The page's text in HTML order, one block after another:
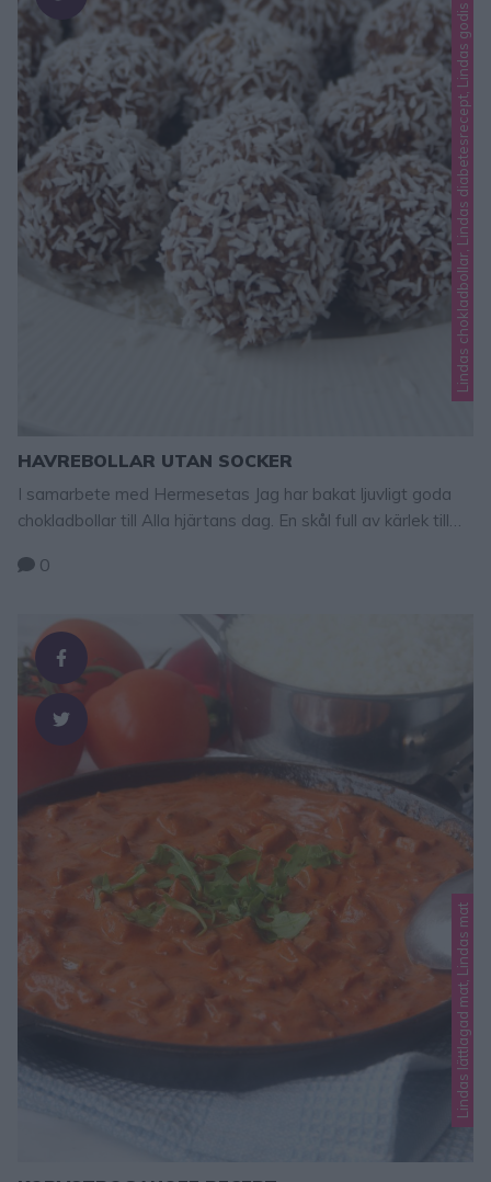
Lindas chokladbollar, Lindas diabetesrecept, Lindas godis
HAVREBOLLAR UTAN SOCKER
I samarbete med Hermesetas Jag har bakat ljuvligt goda
chokladbollar till Alla hjärtans dag. En skål full av kärlek till
strösocker. I stället tillsatte jag Hermesetas lättströ som
blodsockret. Perfekt för min ena son som har diabetes och
…
0
Lindas lättlagad mat, Lindas mat